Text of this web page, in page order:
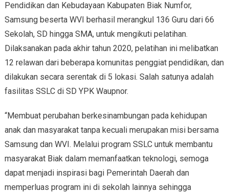
Pendidikan dan Kebudayaan Kabupaten Biak Numfor,
Samsung beserta WVI berhasil merangkul 136 Guru dari 66
Sekolah, SD hingga SMA, untuk mengikuti pelatihan.
Dilaksanakan pada akhir tahun 2020, pelatihan ini melibatkan
12 relawan dari beberapa komunitas penggiat pendidikan, dan
dilakukan secara serentak di 5 lokasi. Salah satunya adalah
fasilitas SSLC di SD YPK Waupnor.
“Membuat perubahan berkesinambungan pada kehidupan
anak dan masyarakat tanpa kecuali merupakan misi bersama
Samsung dan WVI. Melalui program SSLC untuk membantu
masyarakat Biak dalam memanfaatkan teknologi, semoga
dapat menjadi inspirasi bagi Pemerintah Daerah dan
memperluas program ini di sekolah lainnya sehingga